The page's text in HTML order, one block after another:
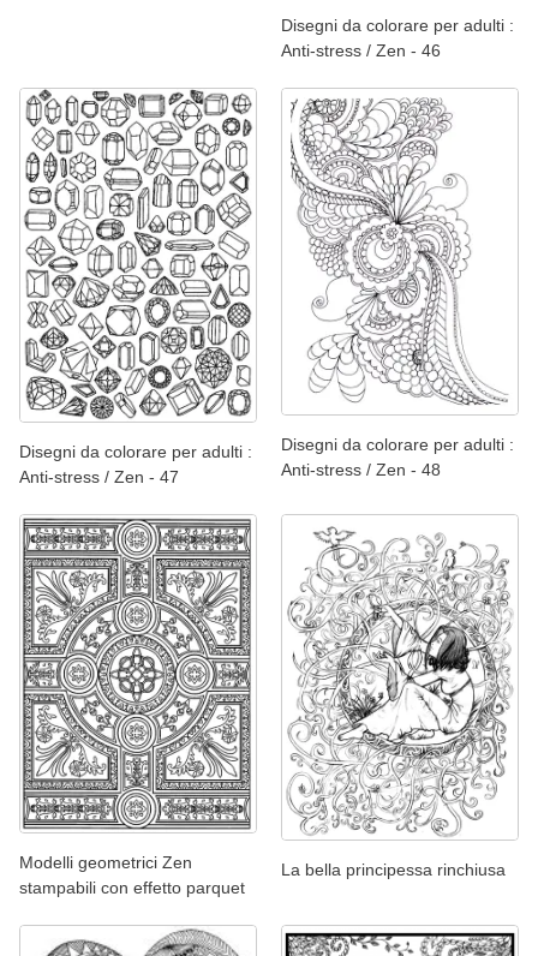
Disegni da colorare per adulti :
Anti-stress / Zen - 46
Disegni da colorare per adulti :
Anti-stress / Zen - 47
Disegni da colorare per adulti :
Anti-stress / Zen - 48
Modelli geometrici Zen
stampabili con effetto parquet
La bella principessa rinchiusa